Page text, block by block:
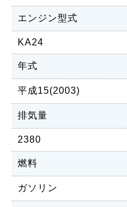
エンジン型式
KA24
年式
平成15(2003)
排気量
2380
燃料
ガソリン